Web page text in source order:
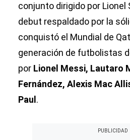
conjunto dirigido por
debut respaldado por la
conquistó el Mundial de
generación de futbolistas
por Lionel Messi, Lautaro
Fernández, Alexis Mac
Paul .